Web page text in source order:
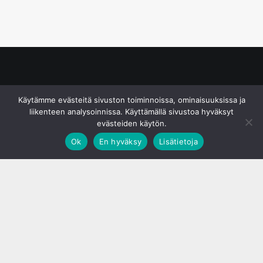
Käytämme evästeitä sivuston toiminnoissa, ominaisuuksissa ja
liikenteen analysoinnissa. Käyttämällä sivustoa hyväksyt
evästeiden käytön.
Ok
En hyväksy Lisätietoja